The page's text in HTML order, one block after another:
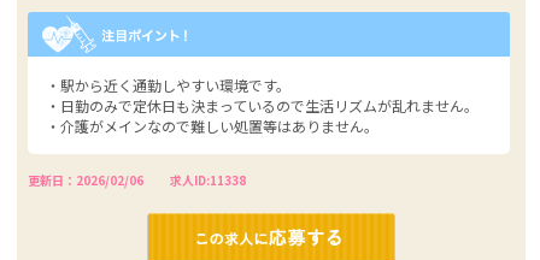
・駅から近く通勤しやすい環境です。
・日勤のみで定休日も決まっているので生活リズムが乱れません。
・介護がメインなので難しい処置等はありません。
更新日：2026/02/06 求人ID:11338